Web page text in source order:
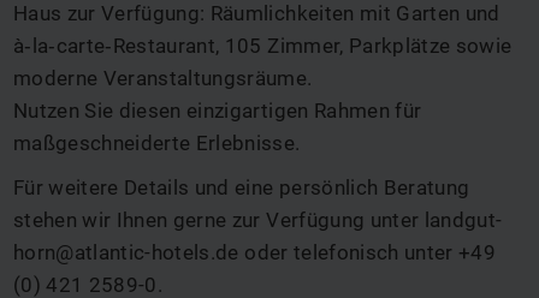
Haus zur Verfügung: Räumlichkeiten mit Garten und
à‑la‑carte‑Restaurant, 105 Zimmer, Parkplätze sowie
moderne Veranstaltungsräume.
Nutzen Sie diesen einzigartigen Rahmen für
maßgeschneiderte Erlebnisse.
Für weitere Details und eine persönlich Beratung
stehen wir Ihnen gerne zur Verfügung unter landgut-
horn@atlantic-hotels.de oder telefonisch unter +49
(0) 421 2589-0.